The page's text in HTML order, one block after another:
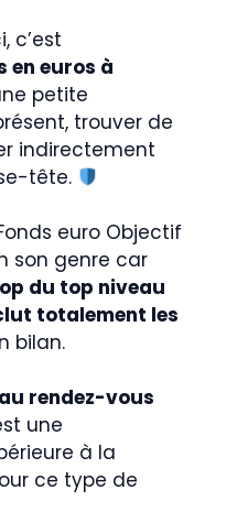
c’est
en euros à
petite
trouver de
indirectement
tête.
euro Objectif
son genre car
du top niveau
totalement les
bilan.
rendez-vous
une
à la
ce type de